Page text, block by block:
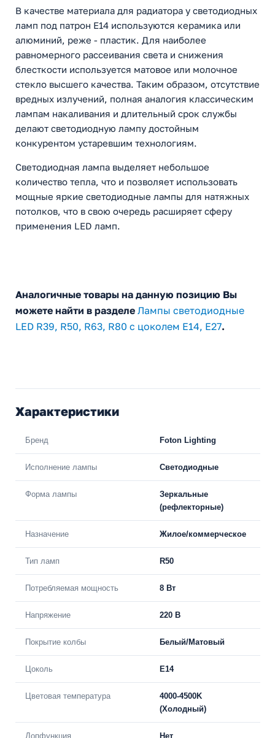
В качестве материала для радиатора у светодиодных
ламп под патрон Е14 используются керамика или
алюминий, реже - пластик. Для наиболее
равномерного рассеивания света и снижения
блесткости используется матовое или молочное
стекло высшего качества. Таким образом, отсутствие
вредных излучений, полная аналогия классическим
лампам накаливания и длительный срок службы
делают светодиодную лампу достойным
конкурентом устаревшим технологиям.
Светодиодная лампа выделяет небольшое
количество тепла, что и позволяет использовать
мощные яркие светодиодные лампы для натяжных
потолков, что в свою очередь расширяет сферу
применения LED ламп.
Аналогичные товары на данную позицию Вы
можете найти в разделе Лампы светодиодные
LED R39, R50, R63, R80 с цоколем E14, E27.
Характеристики
Бренд Foton Lighting
Исполнение лампы Светодиодные
Форма лампы
Зеркальные
(рефлекторные)
Назначение Жилое/коммерческое
Тип ламп R50
Потребляемая мощность 8 Вт
Напряжение 220 В
Покрытие колбы Белый/Матовый
Цоколь E14
Цветовая температура
4000-4500K
(Холодный)
Допфункция Нет